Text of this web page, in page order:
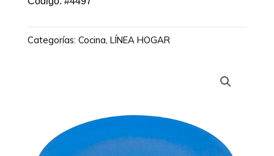
Categorías: Cocina, LÍNEA HOGAR